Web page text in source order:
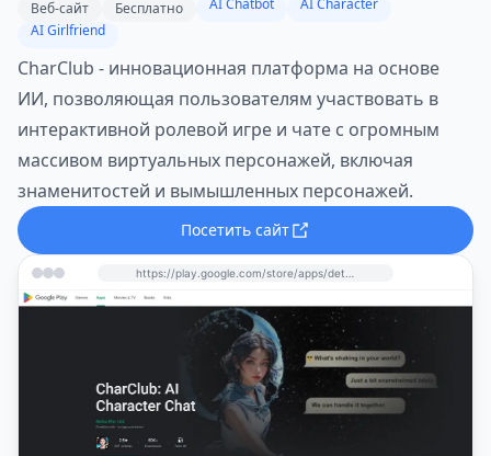
Веб-сайт Бесплатно AI Chatbot
AI Character
AI Girlfriend
CharClub - инновационная платформа на основе
ИИ, позволяющая пользователям участвовать в
интерактивной ролевой игре и чате с огромным
массивом виртуальных персонажей, включая
знаменитостей и вымышленных персонажей.
Посетить сайт